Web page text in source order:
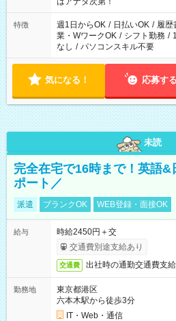
特徴 週1日からOK / 日払いOK / 履歴
業・WワークOK / シフト勤務 /
なし / パソコンスキル不要
気になる！ 応募する
未読
完全在宅で16時まで！英語&
ポート／
派遣 ブランクOK WEB登録・面接OK
給与
時給2450円＋交
交通費別途支給あり
交通費 出社時の通勤交通費支給
勤務地
東京都港区
六本木駅から徒歩3分
IT・Web・通信